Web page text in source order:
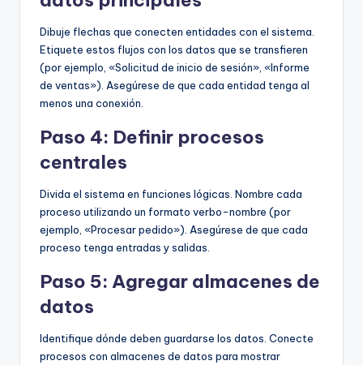
Dibuje flechas que conecten entidades con el sistema.
Etiquete estos flujos con los datos que se transfieren
(por ejemplo, «Solicitud de inicio de sesión», «Informe
de ventas»). Asegúrese de que cada entidad tenga al
menos una conexión.
Paso 4: Definir procesos
centrales
Divida el sistema en funciones lógicas. Nombre cada
proceso utilizando un formato verbo-nombre (por
ejemplo, «Procesar pedido»). Asegúrese de que cada
proceso tenga entradas y salidas.
Paso 5: Agregar almacenes de
datos
Identifique dónde deben guardarse los datos. Conecte
procesos con almacenes de datos para mostrar